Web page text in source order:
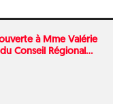
à Mme Valérie
Conseil Régional...